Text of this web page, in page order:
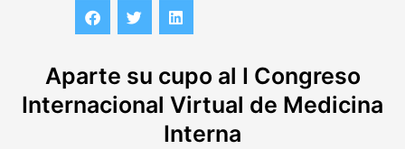
Aparte su cupo al I Congreso
Internacional Virtual de Medicina
Interna